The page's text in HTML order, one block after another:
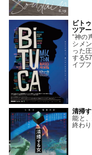
ビト
ツア
“神の
シメ
った
する
イブ
清掃
能と
終わ